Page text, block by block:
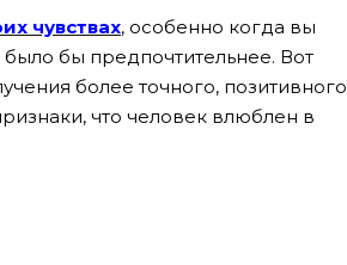
чувствах, особенно когда вы
бы предпочтительнее. Вот
более точного, позитивного
что человек влюблен в